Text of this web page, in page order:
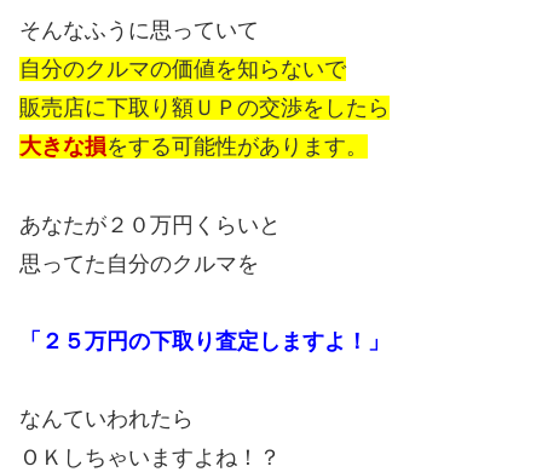
そんなふうに思っていて
自分のクルマの価値を知らないで
販売店に下取り額ＵＰの交渉をしたら
大きな損をする可能性があります。
あなたが２０万円くらいと
思ってた自分のクルマを
「２５万円の下取り査定しますよ！」
なんていわれたら
ＯＫしちゃいますよね！？